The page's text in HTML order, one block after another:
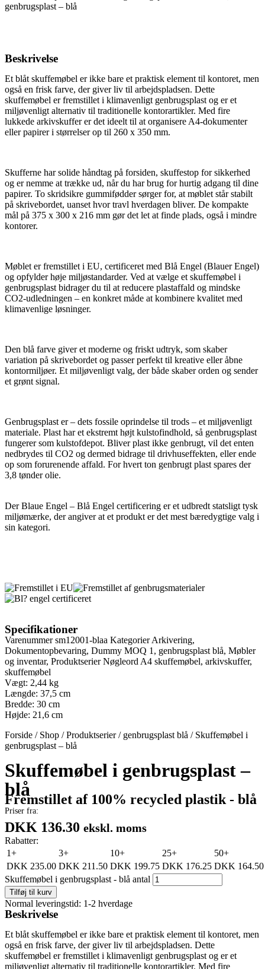
genbrugsplast – blå
Beskrivelse
Et blåt skuffemøbel er ikke bare et praktisk element til kontoret, men
også en frisk farve, der giver liv til arbejdspladsen. Dette
skuffemøbel er fremstillet i klimavenligt genbrugsplast og er et
miljøvenligt alternativ til traditionelle kontorartikler. Med fire
lukkede arkivskuffer er det ideelt til at organisere A4-dokumenter
eller papirer i størrelser op til 260 x 350 mm.
Skufferne har solide håndtag på forsiden, skuffestop for sikkerhed
og er nemme at trække ud, når du har brug for hurtig adgang til dine
papirer. To skridsikre gummifødder sørger for, at møblet står stabilt
på skrivebordet, uanset hvor travl hverdagen bliver. De kompakte
mål på 375 x 300 x 216 mm gør det let at finde plads, også i mindre
kontorer.
Møblet er fremstillet i EU, certificeret med Blå Engel (Blauer Engel)
og opfylder høje miljøstandarder. Ved at vælge et skuffemøbel i
genbrugsplast bidrager du til at reducere plastaffald og mindske
CO2-udledningen – en konkret måde at kombinere kvalitet med
klimavenlige løsninger.
Den blå farve giver et moderne og friskt udtryk, som skaber
variation på skrivebordet og passer perfekt til kreative eller åbne
kontormiljøer. Et miljøvenligt valg, der både skaber orden og sender
et grønt signal.
Genbrugsplast er – dets fossile oprindelse til trods – et miljøvenligt
materiale. Plast har et ekstremt højt kulstofindhold, så genbrugsplast
fungerer som kulstofdepot. Bliver plast ikke genbrugt, vil det enten
nedbrydes til CO2 og dermed bidrage til drivhuseffekten, eller ende
op som forurenende affald. For hvert ton genbrugt plast spares der
3,8 tønder olie.
Der Blaue Engel – Blå Engel certificering er et udbredt statsligt tysk
miljømærke, der angiver at et produkt er det mest bæredygtige valg i
sin kategori.
Specifikationer
Varenummersm12001-blaa Kategorier Arkivering,
Dokumentopbevaring, Dummy MOQ 1 , genbrugsplast blå, Møbler
og inventar, Produktserier Nøgleord A4 skuffemøbel, arkivskuffer,
skuffemøbel
Vægt: 2,44 kg
Længde: 37,5 cm
Bredde: 30 cm
Højde: 21,6 cm
Forside / Shop /Produktserier/ genbrugsplast blå / Skuffemøbel i
genbrugsplast – blå
Skuffemøbel i genbrugsplast –
blå
Fremstillet af 100% recycled plastik - blå
Priser fra:
DKK 136.30 ekskl. moms
Rabatter:
1+
3+ 10+ 25+
50+
DKK 235.00 DKK 211.50 DKK 199.75 DKK 176.25 DKK 164.50
Skuffemøbel i genbrugsplast - blå antal
Tilføj til kurv
Normal leveringstid: 1-2 hverdage
Beskrivelse
Et blåt skuffemøbel er ikke bare et praktisk element til kontoret, men
også en frisk farve, der giver liv til arbejdspladsen. Dette
skuffemøbel er fremstillet i klimavenligt genbrugsplast og er et
miljøvenligt alternativ til traditionelle kontorartikler. Med fire